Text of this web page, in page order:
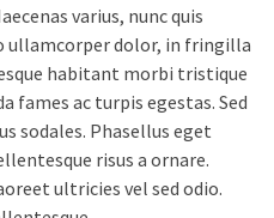
varius, nunc quis
ullamcorper dolor, in fringilla
habitant morbi tristique
fames ac turpis egestas. Sed
sodales. Phasellus eget
risus a ornare.
ultricies vel sed odio.